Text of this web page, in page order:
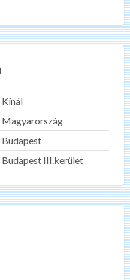
Kínál
Magyarország
Budapest
Budapest III.kerület